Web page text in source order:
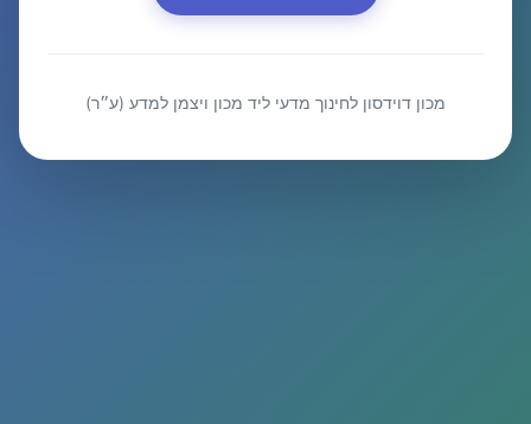
מכון דוידסון לחינוך מדעי ליד מכון ויצמן למדע (ע״ר)